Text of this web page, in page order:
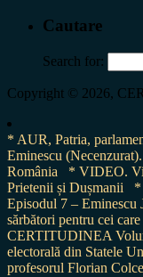
Cautare
Search for:
Copyright © 2026,
* AUR, Patria,
Eminescu
România
* VIDEO.
Prietenii și Dușmanii
*
Episodul 7 – Eminescu
sărbători pentru cei
CERTITUDINEA
electorală din Statele
profesorul Florian